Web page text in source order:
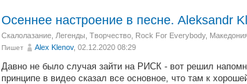
Осеннее настроение в песне. Aleksandr
Скалолазание Легенды Творчество Rock For Everybody, Македония
Пишет Alex Klenov, 02.12.2020 08:29
Давно не было случая зайти на РИСК - вот решил
принципе в видео сказал все основное, что там к